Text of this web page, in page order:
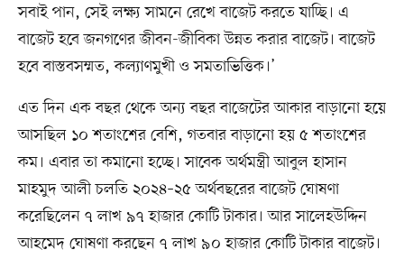
সবাই পান, সেই লক্ষ্য সামনে রেখে বাজেট করতে যাচ্ছি। এ
বাজেট হবে জনগণের জীবন-জীবিকা উন্নত করার বাজেট। বাজেট
হবে বাস্তবসম্মত, কল্যাণমুখী ও সমতাভিত্তিক।’
এত দিন এক বছর থেকে অন্য বছর বাজেটের আকার বাড়ানো হয়ে
আসছিল ১০ শতাংশের বেশি, গতবার বাড়ানো হয় ৫ শতাংশের
কম। এবার তা কমানো হচ্ছে। সাবেক অর্থমন্ত্রী আবুল হাসান
মাহমুদ আলী চলতি ২০২৪–২৫ অর্থবছরের বাজেট ঘোষণা
করেছিলেন ৭ লাখ ৯৭ হাজার কোটি টাকার। আর সালেহউদ্দিন
আহমেদ ঘোষণা করছেন ৭ লাখ ৯০ হাজার কোটি টাকার বাজেট।